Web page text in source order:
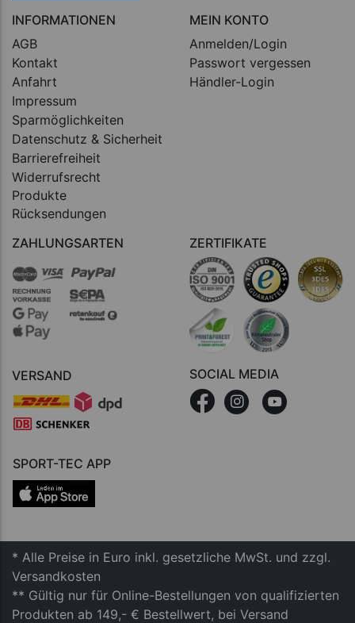
INFORMATIONEN
AGB
Kontakt
Anfahrt
Impressum
Sparmöglichkeiten
Datenschutz & Sicherheit
Barrierefreiheit
Widerrufsrecht
Produkte
Rücksendungen
MEIN KONTO
Anmelden/Login
Passwort vergessen
Händler-Login
ZAHLUNGSARTEN
VERSAND
ZERTIFIKATE
SOCIAL MEDIA
SPORT-TEC APP
* Alle Preise in Euro inkl. gesetzliche MwSt. und zzgl.
Versandkosten
** Gültig nur für Online-Bestellungen von qualifizierten
Produkten ab 149,- € Bestellwert, bei Versand